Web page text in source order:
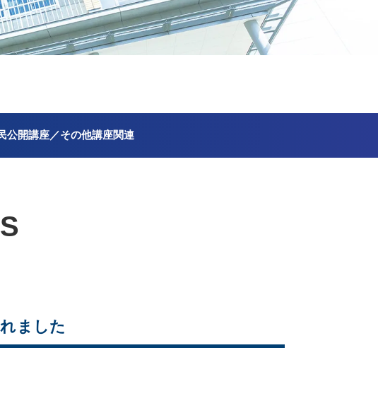
公開講座／その他講座関連
ました